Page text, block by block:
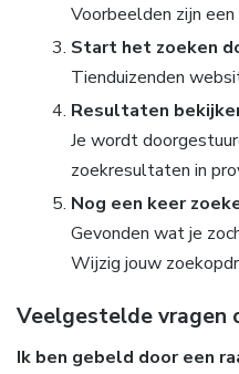
Voorbeelden zijn
Start het zoeken
Tienduizenden
Resultaten
Je wordt
zoekresultaten in
Nog een keer
Gevonden wat je
Wijzig jouw
Veelgestelde vragen
Ik ben gebeld door een